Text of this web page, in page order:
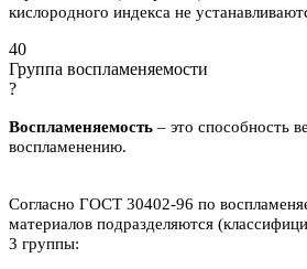
кислородного индекса не
40
Группа воспламеняемости
?
Воспламеняемость – это способность
воспламенению.
Согласно ГОСТ 30402-96 по
материалов подразделяются
3 группы: